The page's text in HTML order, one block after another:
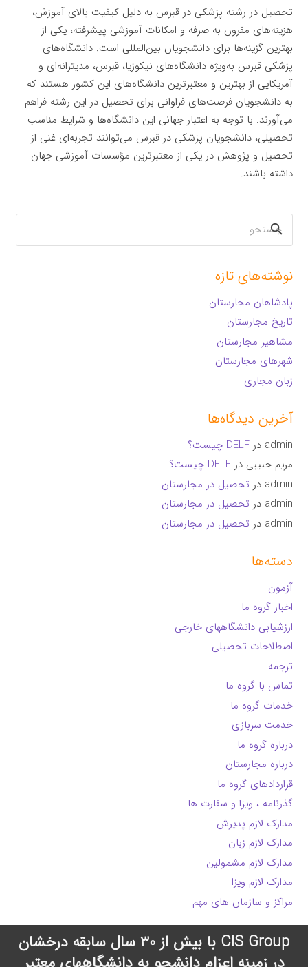
تحصیل در رشته پزشکی در قبرس به دلیل کیفیت بالای آموزش،
هزینه‌های مقرون به صرفه و امکانات آموزشی پیشرفته، یکی از
بهترین گزینه‌ها برای دانشجویان بین‌المللی است. دانشگاه‌های
پزشکی قبرس به‌ویژه دانشگاه‌های نیکوزیا، قبرس، مدیترانه‌ای و
آمریکایی از بهترین و معتبرترین دانشگاه‌های این کشور هستند که
به دانشجویان فرصت‌های فراوانی برای تحصیل در این رشته فراهم
می‌آورند. با توجه به اعتبار جهانی این دانشگاه‌ها و شرایط مناسب
تحصیلی، دانشجویان پزشکی در قبرس می‌توانند تجربه‌ای غنی از
تحصیل و پژوهش در یکی از معتبرترین مؤسسات آموزشی جهان
داشته باشند.
جستجو
برای:
نوشته‌های تازه
پادشاهان مجارستان
تاریخ مجارستان
مشاهیر مجارستان
شهرهای مجارستان
زبان مجاری
آخرین دیدگاه‌ها
admin درDELF چیست؟
مریم حبیبی درDELF چیست؟
admin در تحصیل در مجارستان
admin در تحصیل در مجارستان
admin در تحصیل در مجارستان
دسته‌ها
آزمون
اخبار گروه ما
ارزشیابی دانشگاههای خارجی
اصطلاحات تحصیلی
ترجمه
تماس با گروه ما
خدمات گروه ما
خدمت سربازی
درباره گروه ما
درباره مجارستان
قراردادهای گروه ما
گذرنامه ، ویزا و سفارت ها
مدارک لازم پذیرش
مدارک لازم زبان
مدارک لازم مشمولین
مدارک لازم ویزا
مراکز و سازمان های مهم
CIS Group با بیش از 30 سال سابقه درخشان